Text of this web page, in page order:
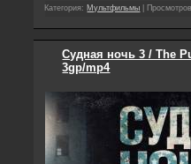
Категория: Мультфильмы |
Судная ночь 3 / The
3gp/mp4